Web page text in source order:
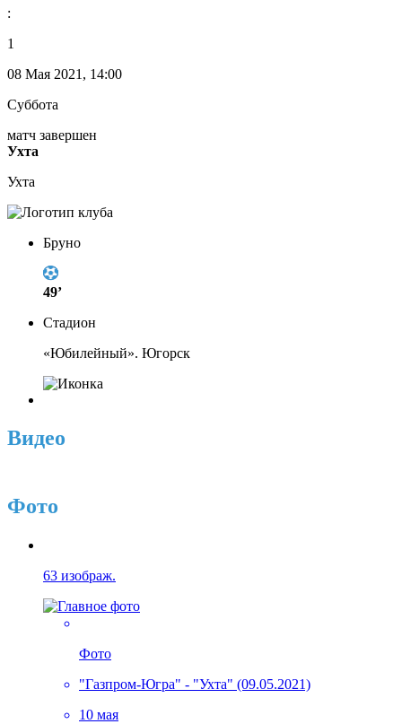
:
1
08 Мая 2021, 14:00
Суббота
матч завершен
Ухта
Ухта
Бруно
49’
Стадион
«Юбилейный». Югорск
Видео
Фото
63 изображ.
Фото
"Газпром-Югра" - "Ухта" (09.05.2021)
10 мая